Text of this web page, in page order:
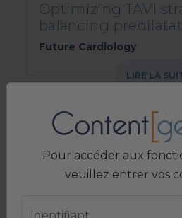
Optimizing TAVI
balancing
Future Cardiology
LIRE LA
CHIRURGIE
Surgical site
vascular surgery –...
Pour accéder aux
veuillez entrer vos
Identifiant